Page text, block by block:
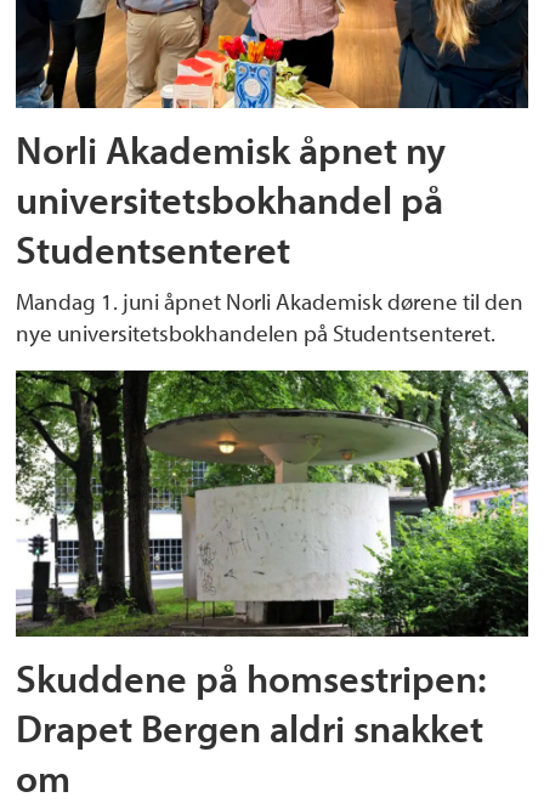
Norli Akademisk åpnet ny
universitetsbokhandel på
Studentsenteret
Mandag 1. juni åpnet Norli Akademisk dørene til den
nye universitetsbokhandelen på Studentsenteret.
Skuddene på homsestripen:
Drapet Bergen aldri snakket
om